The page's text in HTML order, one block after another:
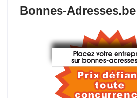
Bonnes-Adresses.be